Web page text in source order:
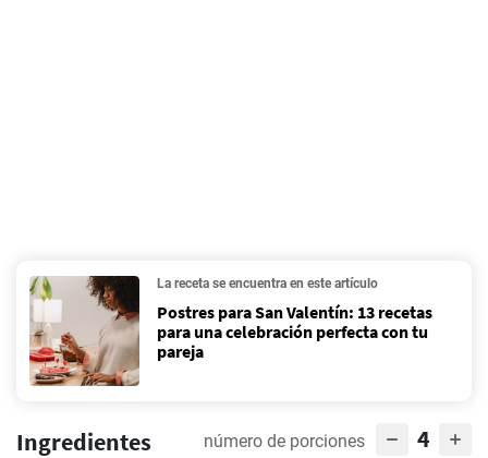
La receta se encuentra en este artículo
Postres para San Valentín: 13 recetas
para una celebración perfecta con tu
pareja
Ingredientes número de porciones 4